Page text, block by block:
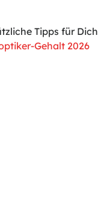
Tipps für Dich
Gehalt 2026